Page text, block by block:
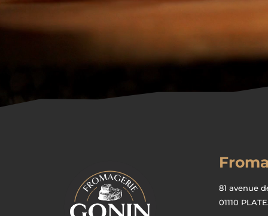
81 avenue
01110